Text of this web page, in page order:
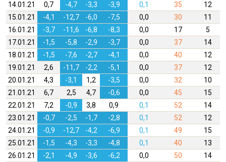
14.01.21
0,7 -4,7 -3,3 -3,9 0,1 35
12
15.01.21
-4,1 -12,7 -6,0 -7,5 0,0 30 11
16.01.21
-3,7 -11,6 -6,8 -8,3 0,0 17 5
17.01.21
-1,5 -5,8 -2,9 -3,7 0,0 37
14
18.01.21
-1,5 -7,6 -2,7 -4,1 0,0 40
12
19.01.21
2,6 -11,7 -2,2 -5,1 0,0 37 12
20.01.21
4,3 -3,1 1,2 -3,5 0,0 32
10
21.01.21
6,7 2,5 4,7 -0,6 0,0 45 15
22.01.21
7,2 -0,9 3,8 0,9 0,1 52 14
23.01.21
-0,7 -2,5 -1,7 -2,8 0,1 52 12
24.01.21
-0,9 -12,7 -4,2 -6,9 0,1 49 15
25.01.21
-1,5 -4,3 -3,3 -4,8 0,1 40
13
26.01.21
-2,1 -4,9 -3,6 -6,2 0,0 50 14